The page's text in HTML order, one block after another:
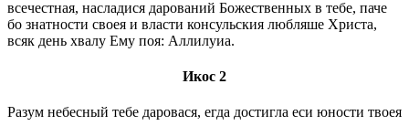
всечестная, насладися дарований Божественных в тебе, паче
бо знатности своея и власти консульския любляше Христа,
всяк день хвалу Ему поя: Аллилуиа.
Икос 2
Разум небесный тебе даровася, егда достигла еси юности твоея